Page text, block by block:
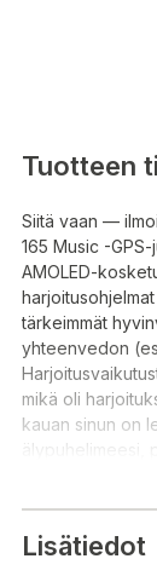
Tuotteen
Siitä vaan —
165 Music -
AMOLED-
tärkeimmät
yhteenvedon
mikä oli
kauan sinun on
älypuhelimeesi,
näyttää kaikki
AMOLED-
Lisätiedot